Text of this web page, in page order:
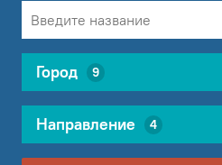
Город 9
Направление 4